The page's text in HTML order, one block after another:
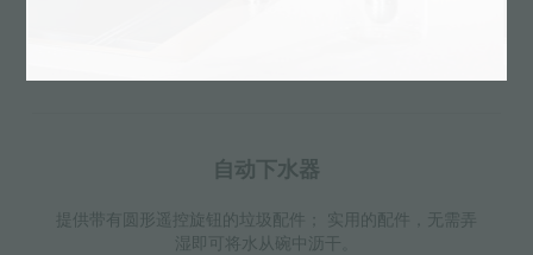
自动下水器
提供带有圆形遥控旋钮的垃圾配件； 实用的配件，无需弄
湿即可将水从碗中沥干。